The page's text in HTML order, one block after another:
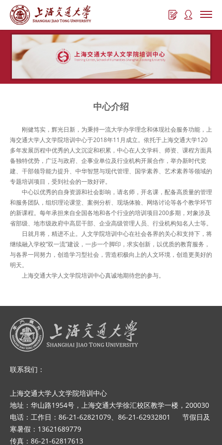
中心介绍
刚健笃实，辉光日新，为秉持一流大学办学理念和体现社会服务功能，上
海交通大学人文学院培训中心于2018年11月成立。依托于上海交通大学120
多年发展历程中优秀的人文沉淀和积累，中心在人文学科、师资、课程方面具
备独特优势，广泛与政府、企事业单位及行业机构开展合作，举办新时代党
建、干部领导能力提升、中华智慧与现代管理、国学素养、艺术素养等领域的
专题培训项目，受到社会的一致好评。
中心以优秀的自身资源和社会影响，请名师，开名课，配备高质量的管理
和服务团队，组织理论课堂、案例分析、现场体验、网络讨论等各个教学环节
的新课程。每年承担来自全国各地和各个行业的培训项目200多期，对象涉及
省部级、地市级政府中高层干部、企业高级管理人员、行业机构知名人士等。
日就月将，精进不止。人文学院培训中心在社会各界的关心和支持下，将
继续融入学校“双一流”建设，一步一个脚印，求实创新，以优质的教育服务，
与各界一同努力，创造学习型社会，营造积极向上的人文环境，创造更美好的
明天。
上海交通大学人文学院培训中心真诚地期待您的参与。
联系我们：
上海交通大学人文学院培训中心
地址：华山路1954号，上海交通大学徐汇校区教学一楼，200030
电话：工作日：86-21-62821079、86-21-62932801 节假日及
寒暑假：13621689779
传真：86-21-62817613